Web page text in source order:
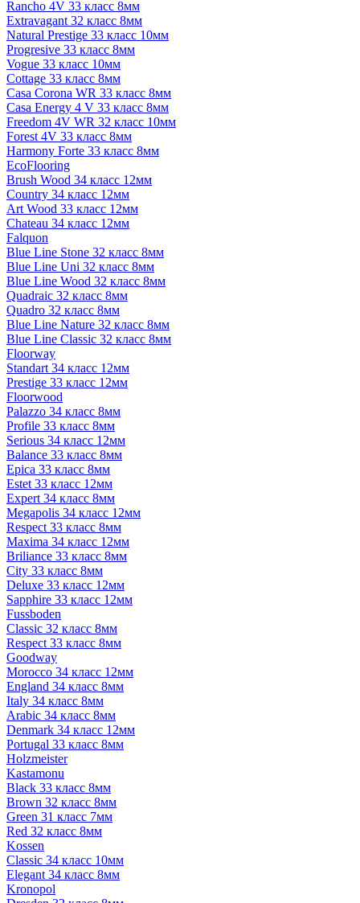
Rancho 4V 33 класс 8мм
Extravagant 32 класс 8мм
Natural Prestige 33 класс 10мм
Progresive 33 класс 8мм
Vogue 33 класс 10мм
Cottage 33 класс 8мм
Casa Corona WR 33 класс 8мм
Casa Energy 4 V 33 класс 8мм
Freedom 4V WR 32 класс 10мм
Forest 4V 33 класс 8мм
Harmony Forte 33 класс 8мм
EcoFlooring
Brush Wood 34 класс 12мм
Country 34 класс 12мм
Art Wood 33 класс 12мм
Chateau 34 класс 12мм
Falquon
Blue Line Stone 32 класс 8мм
Blue Line Uni 32 класс 8мм
Blue Line Wood 32 класс 8мм
Quadraic 32 класс 8мм
Quadro 32 класс 8мм
Blue Line Nature 32 класс 8мм
Blue Line Classic 32 класс 8мм
Floorway
Standart 34 класс 12мм
Prestige 33 класс 12мм
Floorwood
Palazzo 34 класс 8мм
Profile 33 класс 8мм
Serious 34 класс 12мм
Balance 33 класс 8мм
Epica 33 класс 8мм
Estet 33 класс 12мм
Expert 34 класс 8мм
Megapolis 34 класс 12мм
Respect 33 класс 8мм
Maxima 34 класс 12мм
Briliance 33 класс 8мм
City 33 класс 8мм
Deluxe 33 класс 12мм
Sapphire 33 класс 12мм
Fussboden
Classic 32 класс 8мм
Respect 33 класс 8мм
Goodway
Morocco 34 класс 12мм
England 34 класс 8мм
Italy 34 класс 8мм
Arabic 34 класс 8мм
Denmark 34 класс 12мм
Portugal 33 класс 8мм
Holzmeister
Kastamonu
Black 33 класс 8мм
Brown 32 класс 8мм
Green 31 класс 7мм
Red 32 класс 8мм
Kossen
Classic 34 класс 10мм
Elegant 34 класс 8мм
Kronopol